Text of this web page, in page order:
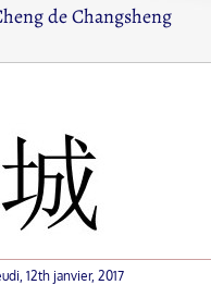
de Changsheng
12th janvier, 2017